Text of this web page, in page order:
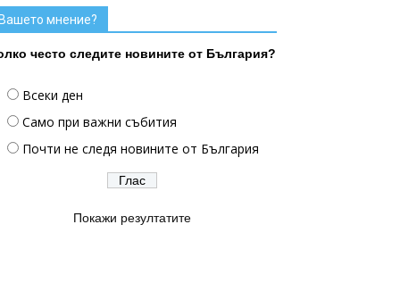
мнение?
често следите новините от България?
Всеки ден
Само при важни събития
Почти не следя новините от България
Покажи резултатите